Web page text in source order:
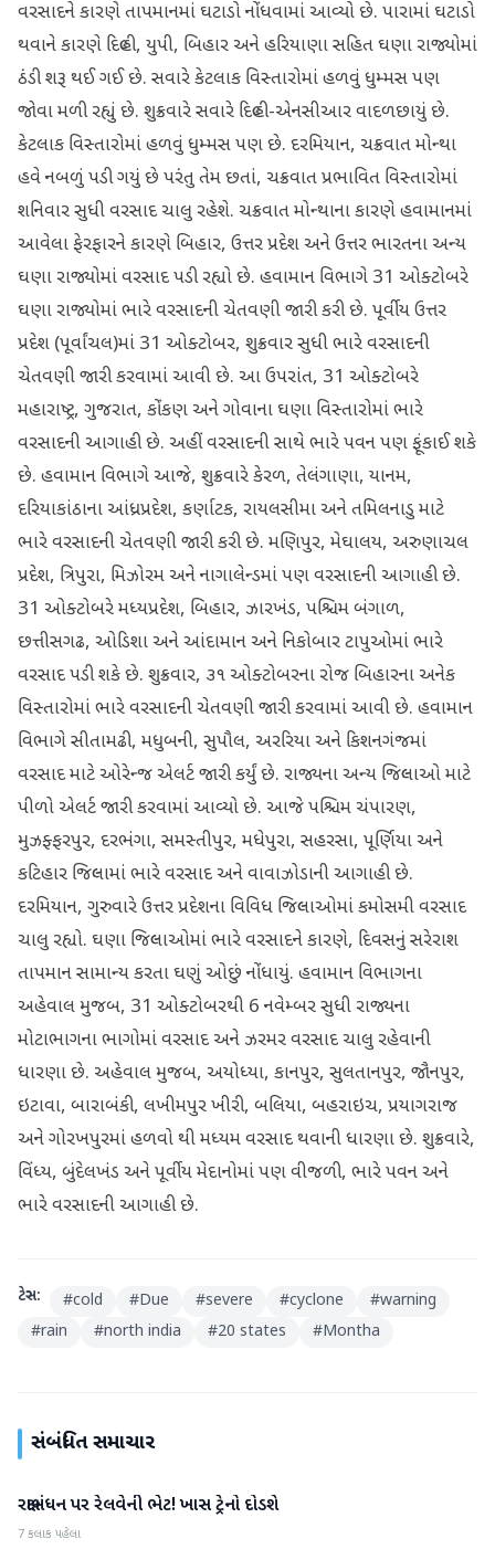
વરસાદને કારણે તાપમાનમાં ઘટાડો નોંધવામાં આવ્યો છે. પારામાં ઘટાડો
થવાને કારણે દિલ્હી, યુપી, બિહાર અને હરિયાણા સહિત ઘણા રાજ્યોમાં
ઠંડી શરૂ થઈ ગઈ છે. સવારે કેટલાક વિસ્તારોમાં હળવું ધુમ્મસ પણ
જોવા મળી રહ્યું છે. શુક્રવારે સવારે દિલ્હી-એનસીઆર વાદળછાયું છે.
કેટલાક વિસ્તારોમાં હળવું ધુમ્મસ પણ છે. દરમિયાન, ચક્રવાત મોન્થા
હવે નબળું પડી ગયું છે પરંતુ તેમ છતાં, ચક્રવાત પ્રભાવિત વિસ્તારોમાં
શનિવાર સુધી વરસાદ ચાલુ રહેશે. ચક્રવાત મોન્થાના કારણે હવામાનમાં
આવેલા ફેરફારને કારણે બિહાર, ઉત્તર પ્રદેશ અને ઉત્તર ભારતના અન્ય
ઘણા રાજ્યોમાં વરસાદ પડી રહ્યો છે. હવામાન વિભાગે 31 ઓક્ટોબરે
ઘણા રાજ્યોમાં ભારે વરસાદની ચેતવણી જારી કરી છે. પૂર્વીય ઉત્તર
પ્રદેશ (પૂર્વાંચલ)માં 31 ઓક્ટોબર, શુક્રવાર સુધી ભારે વરસાદની
ચેતવણી જારી કરવામાં આવી છે. આ ઉપરાંત, 31 ઓક્ટોબરે
મહારાષ્ટ્ર, ગુજરાત, કોંકણ અને ગોવાના ઘણા વિસ્તારોમાં ભારે
વરસાદની આગાહી છે. અહીં વરસાદની સાથે ભારે પવન પણ ફૂંકાઈ શકે
છે. હવામાન વિભાગે આજે, શુક્રવારે કેરળ, તેલંગાણા, યાનમ,
દરિયાકાંઠાના આંધ્રપ્રદેશ, કર્ણાટક, રાયલસીમા અને તમિલનાડુ માટે
ભારે વરસાદની ચેતવણી જારી કરી છે. મણિપુર, મેઘાલય, અરુણાચલ
પ્રદેશ, ત્રિપુરા, મિઝોરમ અને નાગાલેન્ડમાં પણ વરસાદની આગાહી છે.
31 ઓક્ટોબરે મધ્યપ્રદેશ, બિહાર, ઝારખંડ, પશ્ચિમ બંગાળ,
છત્તીસગઢ, ઓડિશા અને આંદામાન અને નિકોબાર ટાપુઓમાં ભારે
વરસાદ પડી શકે છે. શુક્રવાર, ૩૧ ઓક્ટોબરના રોજ બિહારના અનેક
વિસ્તારોમાં ભારે વરસાદની ચેતવણી જારી કરવામાં આવી છે. હવામાન
વિભાગે સીતામઢી, મધુબની, સુપૌલ, અરરિયા અને કિશનગંજમાં
વરસાદ માટે ઓરેન્જ એલર્ટ જારી કર્યું છે. રાજ્યના અન્ય જિલ્લાઓ માટે
પીળો એલર્ટ જારી કરવામાં આવ્યો છે. આજે પશ્ચિમ ચંપારણ,
મુઝફ્ફરપુર, દરભંગા, સમસ્તીપુર, મધેપુરા, સહરસા, પૂર્ણિયા અને
કટિહાર જિલ્લામાં ભારે વરસાદ અને વાવાઝોડાની આગાહી છે.
દરમિયાન, ગુરુવારે ઉત્તર પ્રદેશના વિવિધ જિલ્લાઓમાં કમોસમી વરસાદ
ચાલુ રહ્યો. ઘણા જિલ્લાઓમાં ભારે વરસાદને કારણે, દિવસનું સરેરાશ
તાપમાન સામાન્ય કરતા ઘણું ઓછું નોંધાયું. હવામાન વિભાગના
અહેવાલ મુજબ, 31 ઓક્ટોબરથી 6 નવેમ્બર સુધી રાજ્યના
મોટાભાગના ભાગોમાં વરસાદ અને ઝરમર વરસાદ ચાલુ રહેવાની
ધારણા છે. અહેવાલ મુજબ, અયોધ્યા, કાનપુર, સુલતાનપુર, જૌનપુર,
ઇટાવા, બારાબંકી, લખીમપુર ખીરી, બલિયા, બહરાઇચ, પ્રયાગરાજ
અને ગોરખપુરમાં હળવો થી મધ્યમ વરસાદ થવાની ધારણા છે. શુક્રવારે,
વિંધ્ય, બુંદેલખંડ અને પૂર્વીય મેદાનોમાં પણ વીજળી, ભારે પવન અને
ભારે વરસાદની આગાહી છે.
ટેગ્સ: #cold #Due #severe #cyclone #warning
#rain #north india #20 states #Montha
સંબંધિત સમાચાર
રાષ્ટ્રીય રક્ષાબંધન પર રેલવેની ભેટ! ખાસ ટ્રેનો દોડશે
7 કલાક પહેલા